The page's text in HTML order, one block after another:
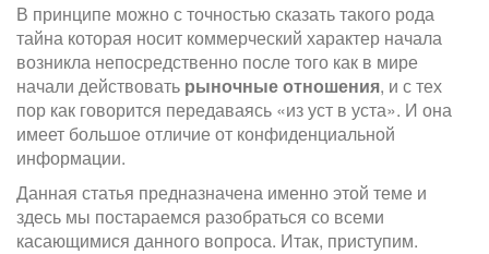
В принципе можно с точностью сказать такого рода
тайна которая носит коммерческий характер начала
возникла непосредственно после того как в мире
начали действовать рыночные отношения, и с тех
пор как говорится передаваясь «из уст в уста». И она
имеет большое отличие от конфиденциальной
информации.
Данная статья предназначена именно этой теме и
здесь мы постараемся разобраться со всеми
касающимися данного вопроса. Итак, приступим.